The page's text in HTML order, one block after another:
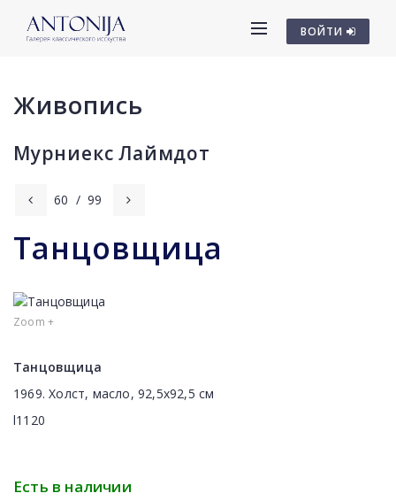
ВОЙТИ
Живопись
Мурниекс Лаймдот
60 / 99
Танцовщица
Zoom +
Танцовщица
1969. Холст, масло, 92,5x92,5 cм
l1120
Есть в наличии